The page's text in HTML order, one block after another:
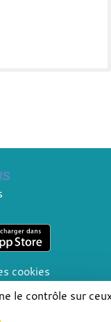
cookies
inapproprié
le contrôle sur